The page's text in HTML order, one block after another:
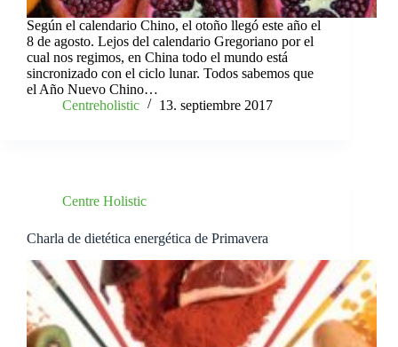
Según el calendario Chino, el otoño llegó este año el
8 de agosto. Lejos del calendario Gregoriano por el
cual nos regimos, en China todo el mundo está
sincronizado con el ciclo lunar. Todos sabemos que
el Año Nuevo Chino…
Centreholistic
13. septiembre 2017
Centre Holistic
Charla de dietética energética de Primavera